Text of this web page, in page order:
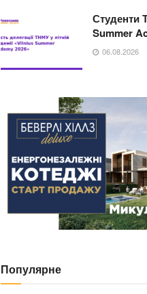
Студенти
Summer
06.08.2026
Популярне